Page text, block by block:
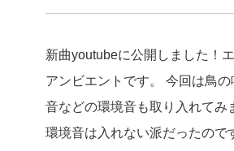
新曲youtubeに公開しました！
アンビエントです。 今回は鳥
音などの環境音も取り入れてみ
環境音は入れない派だったので